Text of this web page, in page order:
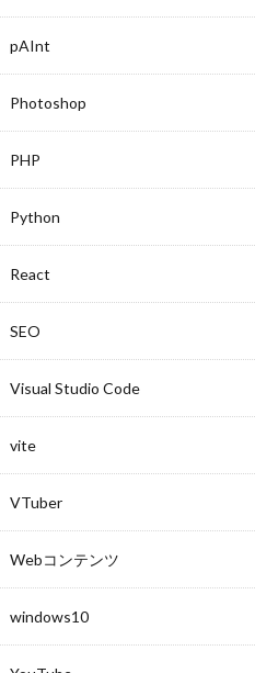
pAInt
Photoshop
PHP
Python
React
SEO
Visual Studio Code
vite
VTuber
Webコンテンツ
windows10